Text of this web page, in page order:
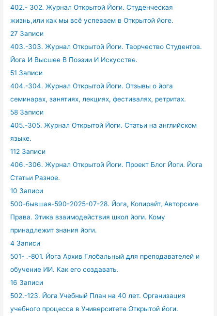
402.- 302. Журнал Открытой Йоги. Студенческая
жизнь,или как мы всё успеваем в Открытой йоге.
27 Записи
403.-303. Журнал Открытой Йоги. Творчество Студентов.
Йога И Высшее В Поэзии И Искусстве.
51 Записи
404.-304. Журнал Открытой Йоги. Отзывы о йога
семинарах, занятиях, лекциях, фестивалях, ретритах.
58 Записи
405.-305. Журнал Открытой Йоги. Статьи на английском
языке.
112 Записи
406.-306. Журнал Открытой Йоги. Проект Блог Йоги. Йога
Статьи Разное.
10 Записи
500-бывшая-590-2025-07-28. Йога, Копирайт, Авторские
Права. Этика взаимодействия школ йоги. Кому
принадлежит знания йоги.
4 Записи
501- .-801. Йога Архив Глобальный для преподавателей и
обучение ИИ. Как его создавать.
16 Записи
502.-123. Йога Учебный План на 40 лет. Организация
учебного процесса в Университете Открытой йоги.